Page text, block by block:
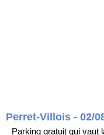
Perret-Villois - 02/
Parking gratuit qui vaut